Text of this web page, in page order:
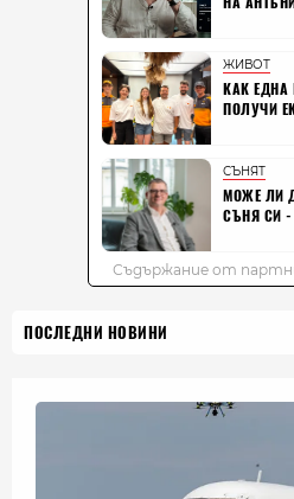
ПОСЛЕДНИ НОВИНИ